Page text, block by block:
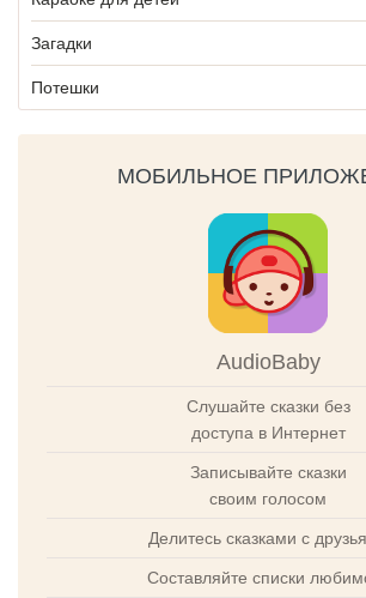
Загадки
Потешки
МОБИЛЬНОЕ
AudioBaby
Слушайте сказки без
доступа в Интернет
Записывайте сказки
своим голосом
Делитесь сказками с
Составляйте списки